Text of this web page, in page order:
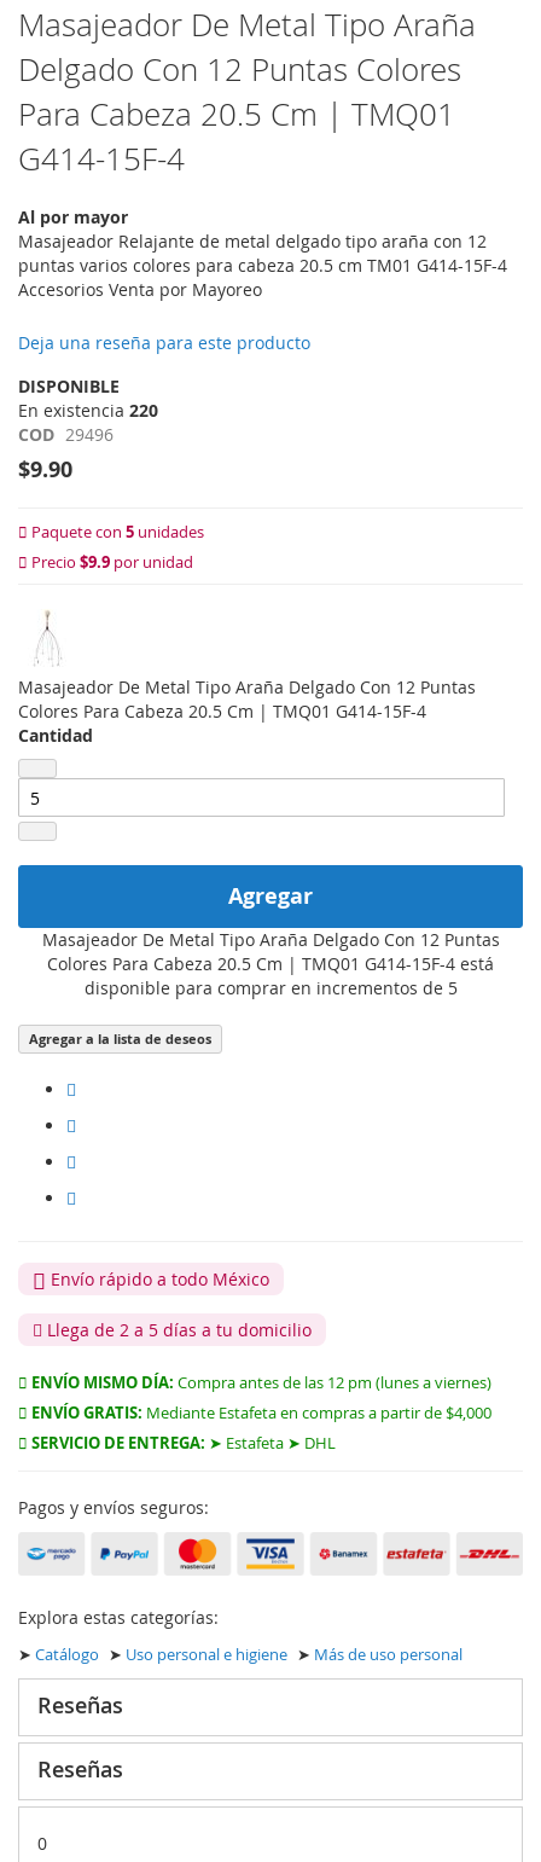
Saltar
al
comienzo
de
la
de
Masajeador De Metal Tipo Araña
Delgado Con 12 Puntas Colores
Para Cabeza 20.5 Cm | TMQ01
G414-15F-4
Al por mayor
Masajeador Relajante de metal delgado tipo araña con 12
puntas varios colores para cabeza 20.5 cm TM01 G414-15F-4
Accesorios Venta por Mayoreo
Deja una reseña para este producto
DISPONIBLE
En existencia 220
COD 29496
$9.90
Paquete con 5 unidades
Precio $9.9 por unidad
Masajeador De Metal Tipo Araña Delgado Con 12 Puntas
Colores Para Cabeza 20.5 Cm | TMQ01 G414-15F-4
Cantidad
Agregar
Masajeador De Metal Tipo Araña Delgado Con 12 Puntas
Colores Para Cabeza 20.5 Cm | TMQ01 G414-15F-4 está
disponible para comprar en incrementos de 5
Agregar a la lista de deseos
Envío rápido a todo México
Llega de 2 a 5 días a tu domicilio
ENVÍO MISMO DÍA: Compra antes de las 12 pm (lunes a viernes)
ENVÍO GRATIS: Mediante Estafeta en compras a partir de $4,000
SERVICIO DE ENTREGA: ➤ Estafeta ➤ DHL
Pagos y envíos seguros:
Explora estas categorías:
➤ Catálogo ➤ Uso personal e higiene ➤ Más de uso personal
Reseñas
Reseñas
0